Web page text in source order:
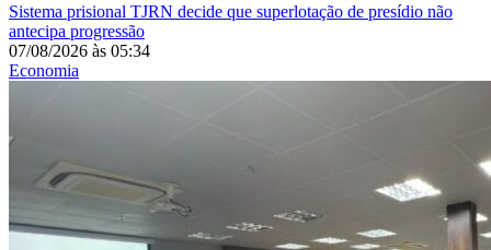
Sistema prisional TJRN decide que superlotação de presídio não
antecipa progressão
07/08/2026 às 05:34
Economia